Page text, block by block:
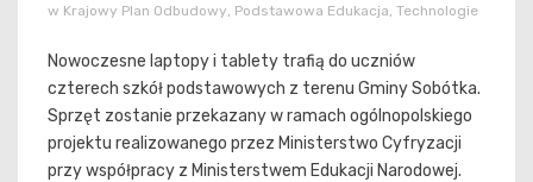
w Krajowy Plan Odbudowy Podstawowa Edukacja Technologie
Nowoczesne laptopy i tablety trafią do uczniów
czterech szkół podstawowych z terenu Gminy Sobótka.
Sprzęt zostanie przekazany w ramach ogólnopolskiego
projektu realizowanego przez Ministerstwo Cyfryzacji
przy współpracy z Ministerstwem Edukacji Narodowej.